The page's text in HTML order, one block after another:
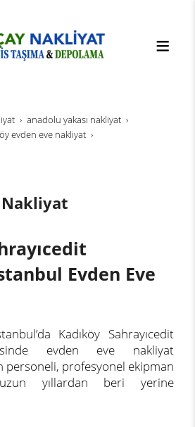
anadolu yakası nakliyat
evden eve nakliyat
Nakliyat
Evden Eve
Kadıköy Sahrayıcedit
evden eve nakliyat
personeli, profesyonel ekipman
yıllardan beri yerine